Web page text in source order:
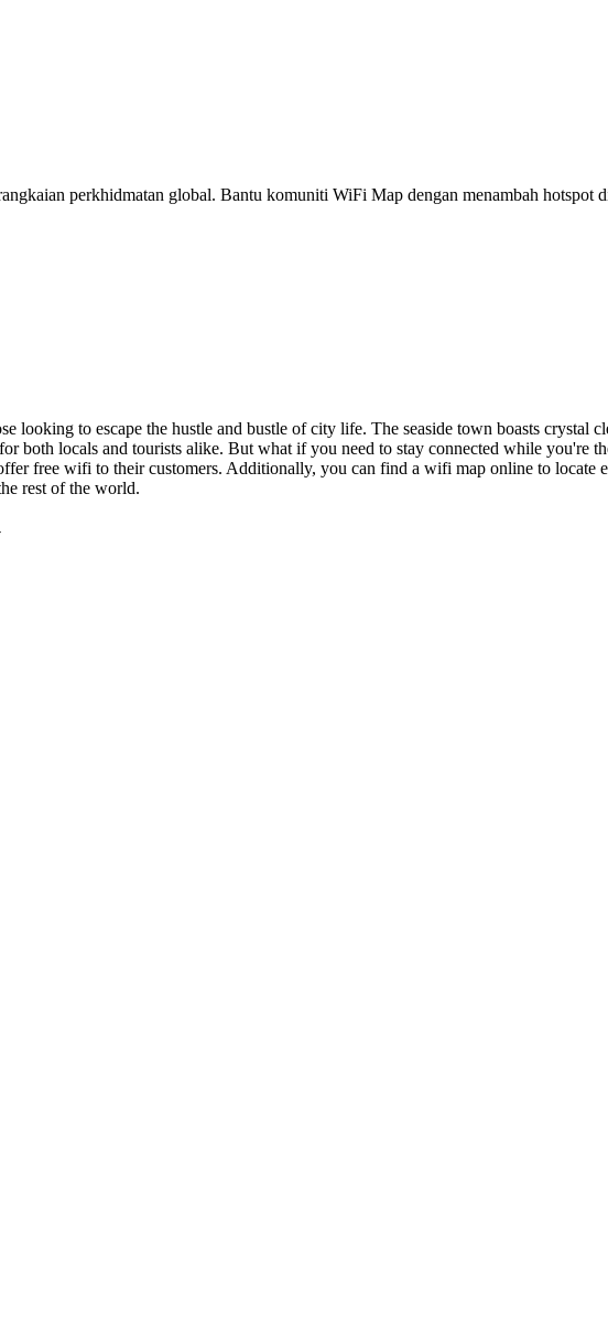
perkhidmatan global. Bantu komuniti WiFi Map dengan menambah hotspot
to escape the hustle and bustle of city life. The seaside town boasts crystal
both locals and tourists alike. But what if you need to stay connected while you're
free wifi to their customers. Additionally, you can find a wifi map online to locate
rest of the world.